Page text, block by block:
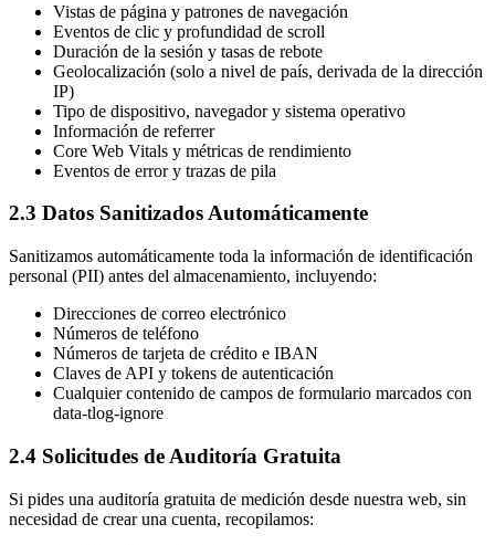
Vistas de página y patrones de navegación
Eventos de clic y profundidad de scroll
Duración de la sesión y tasas de rebote
Geolocalización (solo a nivel de país, derivada de la dirección
IP)
Tipo de dispositivo, navegador y sistema operativo
Información de referrer
Core Web Vitals y métricas de rendimiento
Eventos de error y trazas de pila
2.3 Datos Sanitizados Automáticamente
Sanitizamos automáticamente toda la información de identificación
personal (PII) antes del almacenamiento, incluyendo:
Direcciones de correo electrónico
Números de teléfono
Números de tarjeta de crédito e IBAN
Claves de API y tokens de autenticación
Cualquier contenido de campos de formulario marcados con
data-tlog-ignore
2.4 Solicitudes de Auditoría Gratuita
Si pides una auditoría gratuita de medición desde nuestra web, sin
necesidad de crear una cuenta, recopilamos: